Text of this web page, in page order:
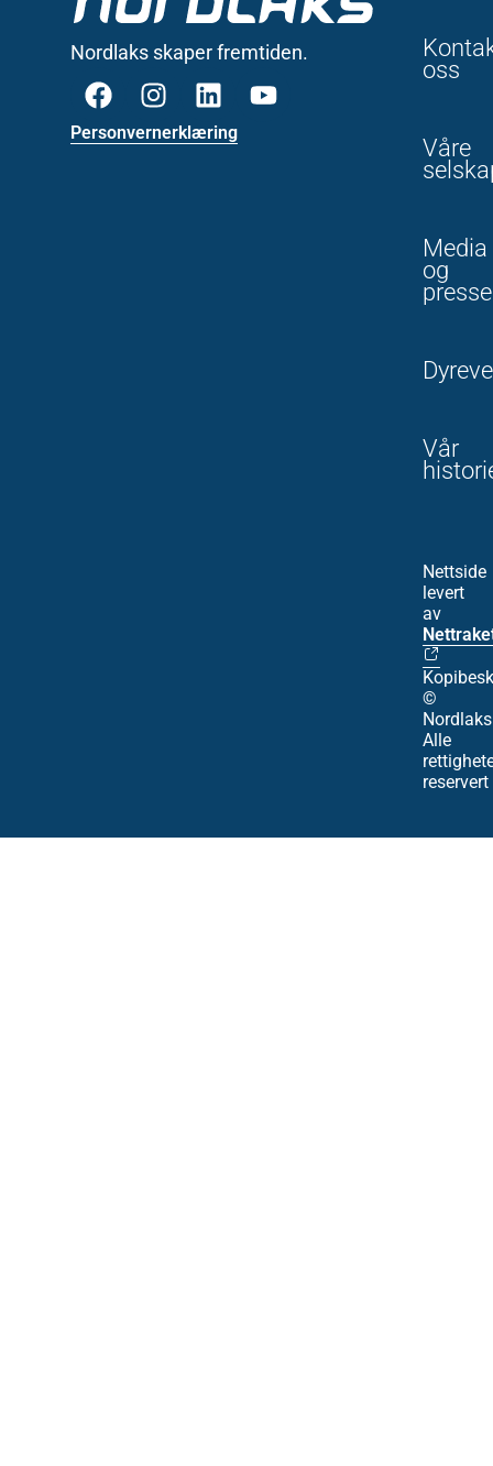
Nordlaks skaper fremtiden.
Personvernerklæring
oss
Våre
Media
og
presse
Vår
Nettside
levert
av
©
Alle
reservert